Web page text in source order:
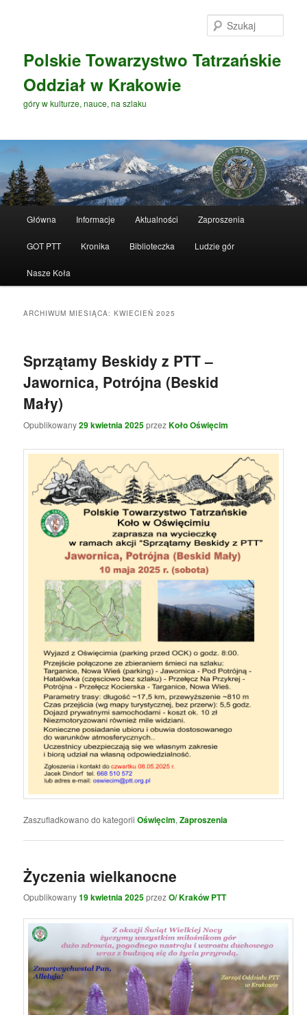
Polskie Towarzystwo Tatrzańskie
Oddział w Krakowie
góry w kulturze, nauce, na szlaku
e
Główna Informacje Aktualności Zaproszenia
GOT PTT Kronika Biblioteczka Ludzie gór
Nasze Koła
ARCHIWUM MIESIĄCA:KWIECIEŃ 2025
Sprzątamy Beskidy z PTT –
Jawornica, Potrójna (Beskid
Mały)
Opublikowany29 kwietnia 2025przezKoło Oświęcim
Zaszufladkowano do kategorii Oświęcim,Zaproszenia
Życzenia wielkanocne
Opublikowany19 kwietnia 2025przezO/ Kraków PTT